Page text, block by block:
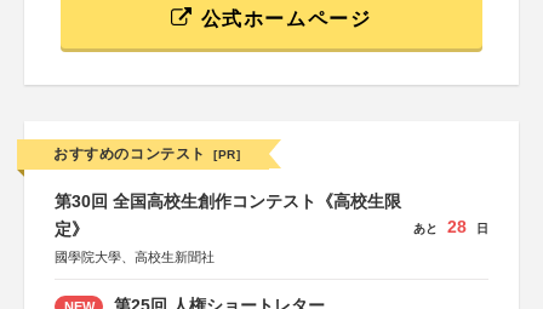
公式ホームページ
おすすめのコンテスト [PR]
第30回 全国高校生創作コンテスト《高校生限
定》
國學院大學、高校生新聞社
あと 28 日
NEW